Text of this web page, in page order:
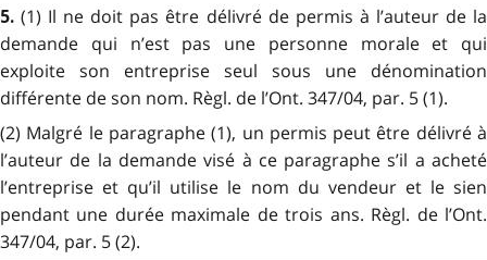
5.(1) Il ne doit pas être délivré de permis à l’auteur de la
demande qui n’est pas une personne morale et qui
exploite son entreprise seul sous une dénomination
différente de son nom. Règl. de l’Ont. 347/04, par. 5 (1).
(2) Malgré le paragraphe (1), un permis peut être délivré à
l’auteur de la demande visé à ce paragraphe s’il a acheté
l’entreprise et qu’il utilise le nom du vendeur et le sien
pendant une durée maximale de trois ans. Règl. de l’Ont.
347/04, par. 5 (2).